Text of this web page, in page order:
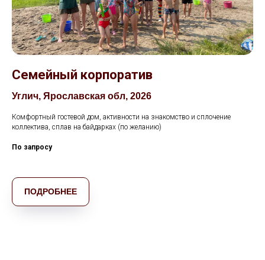
Семейный корпоратив
Углич, Ярославская обл, 2026
Комфортный гостевой дом, активности на знакомство и сплочение
коллектива, сплав на байдарках (по желанию)
По запросу
ПОДРОБНЕЕ